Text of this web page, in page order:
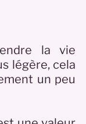
la vie
légère, cela
un peu